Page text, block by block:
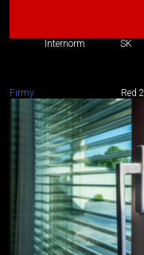
Internorm SK
Firmy Red 2